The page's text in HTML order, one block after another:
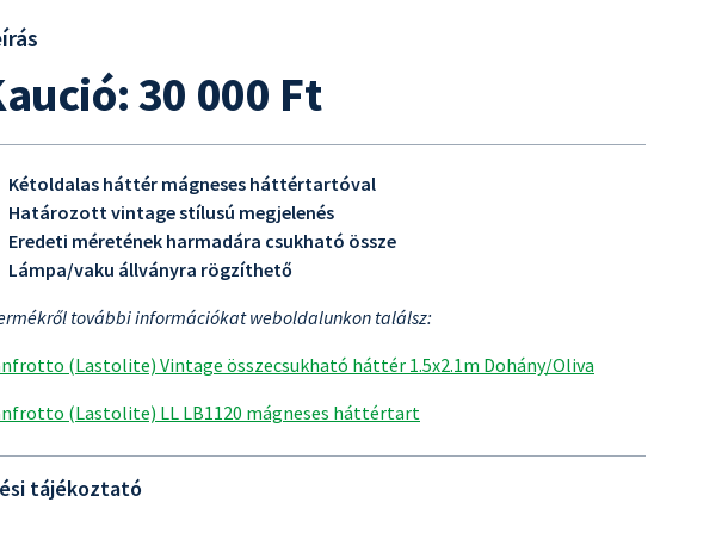
30 000 Ft
Kétoldalas háttér mágneses háttértartóval
Határozott vintage stílusú megjelenés
Eredeti méretének harmadára csukható össze
Lámpa/vaku állványra rögzíthető
további információkat weboldalunkon találsz:
(Lastolite) Vintage összecsukható háttér 1.5x2.1m Dohány/Oliva
(Lastolite) LL LB1120 mágneses háttértart
tájékoztató